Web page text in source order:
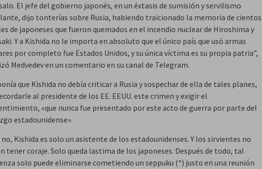
El jefe del gobierno japonés, en un éxtasis de sumisión y servilismo
dijo tonterías sobre Rusia, habiendo traicionado la memoria de cientos
de japoneses que fueron quemados en el incendio nuclear de Hiroshima y
Y a Kishida no le importa en absoluto que el único país que usó armas
por completo fue Estados Unidos, y su única víctima es su propia patria”,
Medvedev en un comentario en su canal de Telegram.
que Kishida no debía criticar a Rusia y sospechar de ella de tales planes,
al presidente de los EE. EEUU. este crimen y exigir el
«que nunca fue presentado por este acto de guerra por parte del
estadounidense».
Kishida es solo un asistente de los estadounidenses. Y los sirvientes no
tener coraje. Solo queda lastima de los japoneses. Después de todo, tal
solo puede eliminarse cometiendo un seppuku (*) justo en una reunión